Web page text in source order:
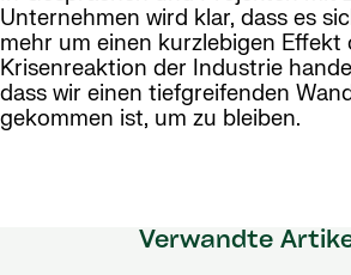
Unternehmen wird klar, dass es
mehr um einen kurzlebigen Effekt
Krisenreaktion der Industrie
dass wir einen tiefgreifenden
gekommen ist, um zu bleiben.
Verwandte